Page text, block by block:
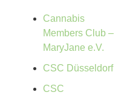
Cannabis
Members Club –
MaryJane e.V.
CSC Düsseldorf
CSC